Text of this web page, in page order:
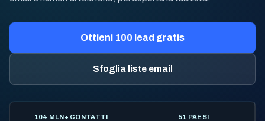
Ottieni 100 lead gratis
Ottieni 100 lead gratis
Sfoglia liste email
104 MLN+ CONTATTI 51 PAESI